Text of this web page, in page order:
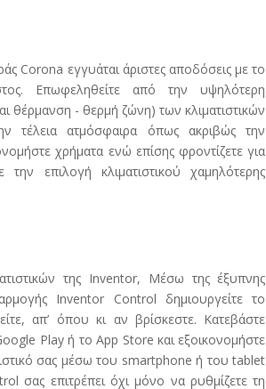
Corona εγγυάται άριστες αποδόσεις με το
Επωφεληθείτε από την υψηλότερη
θέρμανση - θερμή ζώνη) των κλιματιστικών
τέλεια ατμόσφαιρα όπως ακριβώς την
χρήματα ενώ επίσης φροντίζετε για
επιλογή κλιματιστικού χαμηλότερης
της Inventor, Mέσω της έξυπνης
Inventor Control δημιουργείτε το
απ’ όπου κι αν βρίσκεστε. Κατεβάστε
Play ή το App Store και εξοικονομήστε
σας μέσω του smartphone ή του tablet
σας επιτρέπει όχι μόνο να ρυθμίζετε τη